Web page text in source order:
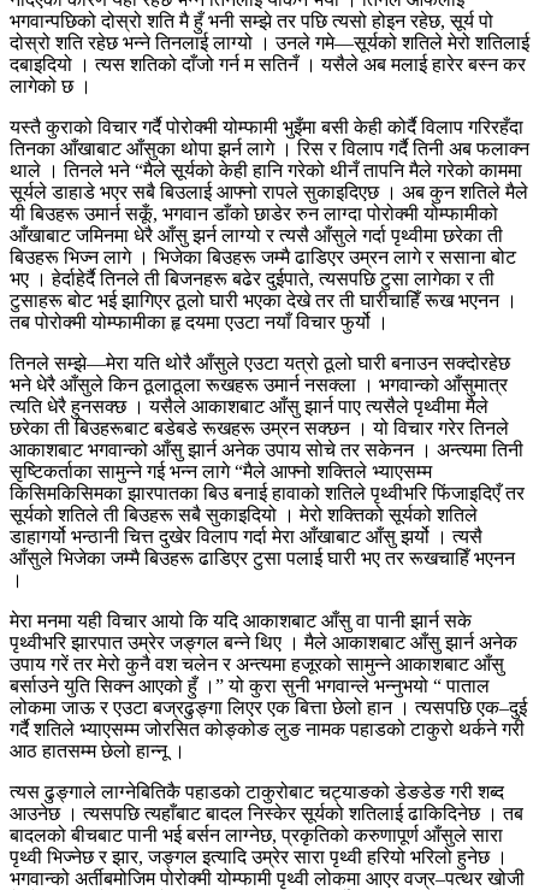
भगवान्पछिको दोस्रो शति मै हुँ भनी सम्झे तर पछि त्यसो होइन रहेछ, सूर्य पो
दोस्रो शति रहेछ भन्ने तिनलाई लाग्यो । उनले गमे—सूर्यको शतिले मेरो शतिलाई
दबाइदियो । त्यस शतिको दाँजो गर्न म सतिनँ । यसैले अब मलाई हारेर बस्न कर
लागेको छ ।
यस्तै कुराको विचार गर्दै पोरोक्मी योम्फामी भुइँमा बसी केही कोर्दै विलाप गरिरहँदा
तिनका आँखाबाट आँसुका थोपा झर्न लागे । रिस र विलाप गर्दै तिनी अब फलाक्न
थाले । तिनले भने “मैले सूर्यको केही हानि गरेको थीनँ तापनि मैले गरेको काममा
सूर्यले डाहाडे भएर सबै बिउलाई आफ्नो रापले सुकाइदिएछ । अब कुन शतिले मैले
यी बिउहरू उमार्न सकूँ, भगवान डाँको छाडेर रुन लाग्दा पोरोक्मी योम्फामीको
आँखाबाट जमिनमा धेरै आँसु झर्न लाग्यो र त्यसै आँसुले गर्दा पृथ्वीमा छरेका ती
बिउहरू भिज्न लागे । भिजेका बिउहरू जम्मै ढाडिएर उम्रन लागे र ससाना बोट
भए । हेर्दाहेर्दै तिनले ती बिजनहरू बढेर दुईपाते, त्यसपछि टुसा लागेका र ती
टुसाहरू बोट भई झागिएर ठूलो घारी भएका देखे तर ती घारीचाहिँ रूख भएनन ।
तब पोरोक्मी योम्फामीका हृ दयमा एउटा नयाँ विचार फुर्यो ।
तिनले सम्झे—मेरा यति थोरै आँसुले एउटा यत्रो ठूलो घारी बनाउन सक्दोरहेछ
भने धेरै आँसुले किन ठूलाठूला रूखहरू उमार्न नसक्ला । भगवान्को आँसुमात्र
त्यति धेरै हुनसक्छ । यसैले आकाशबाट आँसु झार्न पाए त्यसैले पृथ्वीमा मैले
छरेका ती बिउहरूबाट बडेबडे रूखहरू उम्रन सक्छन । यो विचार गरेर तिनले
आकाशबाट भगवान्को आँसु झार्न अनेक उपाय सोचे तर सकेनन । अन्त्यमा तिनी
सृष्टिकर्ताका सामुन्ने गई भन्न लागे “मैले आफ्नो शक्तिले भ्याएसम्म
किसिमकिसिमका झारपातका बिउ बनाई हावाको शतिले पृथ्वीभरि फिंजाइदिएँ तर
सूर्यको शतिले ती बिउहरू सबै सुकाइदियो । मेरो शक्तिको सूर्यको शतिले
डाहागर्यो भन्ठानी चित्त दुखेर विलाप गर्दा मेरा आँखाबाट आँसु झर्यो । त्यसै
आँसुले भिजेका जम्मै बिउहरू ढाडिएर टुसा पलाई घारी भए तर रूखचाहिँ भएनन
।
मेरा मनमा यही विचार आयो कि यदि आकाशबाट आँसु वा पानी झार्न सके
पृथ्वीभरि झारपात उम्रेर जङ्गल बन्ने थिए । मैले आकाशबाट आँसु झार्न अनेक
उपाय गरें तर मेरो कुनै वश चलेन र अन्त्यमा हजूरको सामुन्ने आकाशबाट आँसु
बर्साउने युति सिक्न आएको हुँ ।” यो कुरा सुनी भगवान्ले भन्नुभयो “ पाताल
लोकमा जाऊ र एउटा बज्रढुङ्गा लिएर एक बित्ता छेलो हान । त्यसपछि एक–दुई
गर्दै शतिले भ्याएसम्म जोरसित कोङ्कोङ लुङ नामक पहाडको टाकुरो थर्कने गरी
आठ हातसम्म छेलो हान्नू ।
त्यस ढुङ्गाले लाग्नेबितिकै पहाडको टाकुरोबाट चट्याङको डेङडेङ गरी शब्द
आउनेछ । त्यसपछि त्यहाँबाट बादल निस्केर सूर्यको शतिलाई ढाकिदिनेछ । तब
बादलको बीचबाट पानी भई बर्सन लाग्नेछ, प्रकृतिको करुणापूर्ण आँसुले सारा
पृथ्वी भिज्नेछ र झार, जङ्गल इत्यादि उम्रेर सारा पृथ्वी हरियो भरिलो हुनेछ ।
भगवान्को अर्तीबमोजिम पोरोक्मी योम्फामी पृथ्वी लोकमा आएर वज्र–पत्थर खोजी